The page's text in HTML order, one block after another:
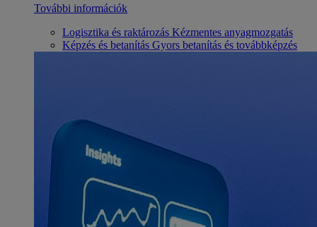
További információk
Logisztika és raktározás Kézmentes anyagmozgatás
Képzés és betanítás Gyors betanítás és továbbképzés